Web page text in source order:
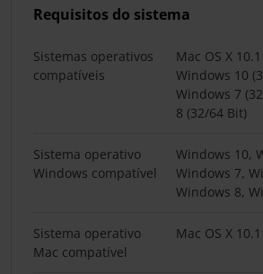
Requisitos do sistema
Sistemas operativos
compatíveis
Mac OS X
Windows 10
Windows 7
8 (32/64 Bit)
Sistema operativo
Windows compatível
Windows 10,
Windows 7,
Windows 8,
Sistema operativo
Mac compatível
Mac OS X